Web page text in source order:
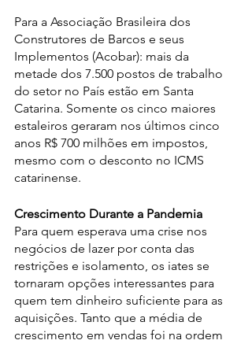
Para a Associação Brasileira dos
Construtores de Barcos e seus
Implementos (Acobar): mais da
metade dos 7.500 postos de trabalho
do setor no País estão em Santa
Catarina. Somente os cinco maiores
estaleiros geraram nos últimos cinco
anos R$ 700 milhões em impostos,
mesmo com o desconto no ICMS
catarinense.
Crescimento Durante a Pandemia
Para quem esperava uma crise nos
negócios de lazer por conta das
restrições e isolamento, os iates se
tornaram opções interessantes para
quem tem dinheiro suficiente para as
aquisições. Tanto que a média de
crescimento em vendas foi na ordem